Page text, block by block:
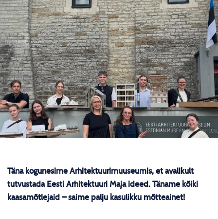
Täna kogunesime Arhitektuurimuuseumis, et avalikult
tutvustada Eesti Arhitektuuri Maja ideed. Täname kõiki
kaasamõtlejaid – saime palju kasulikku mõtteainet!